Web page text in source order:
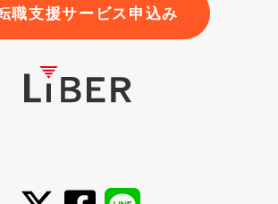
職支援サービス申込み